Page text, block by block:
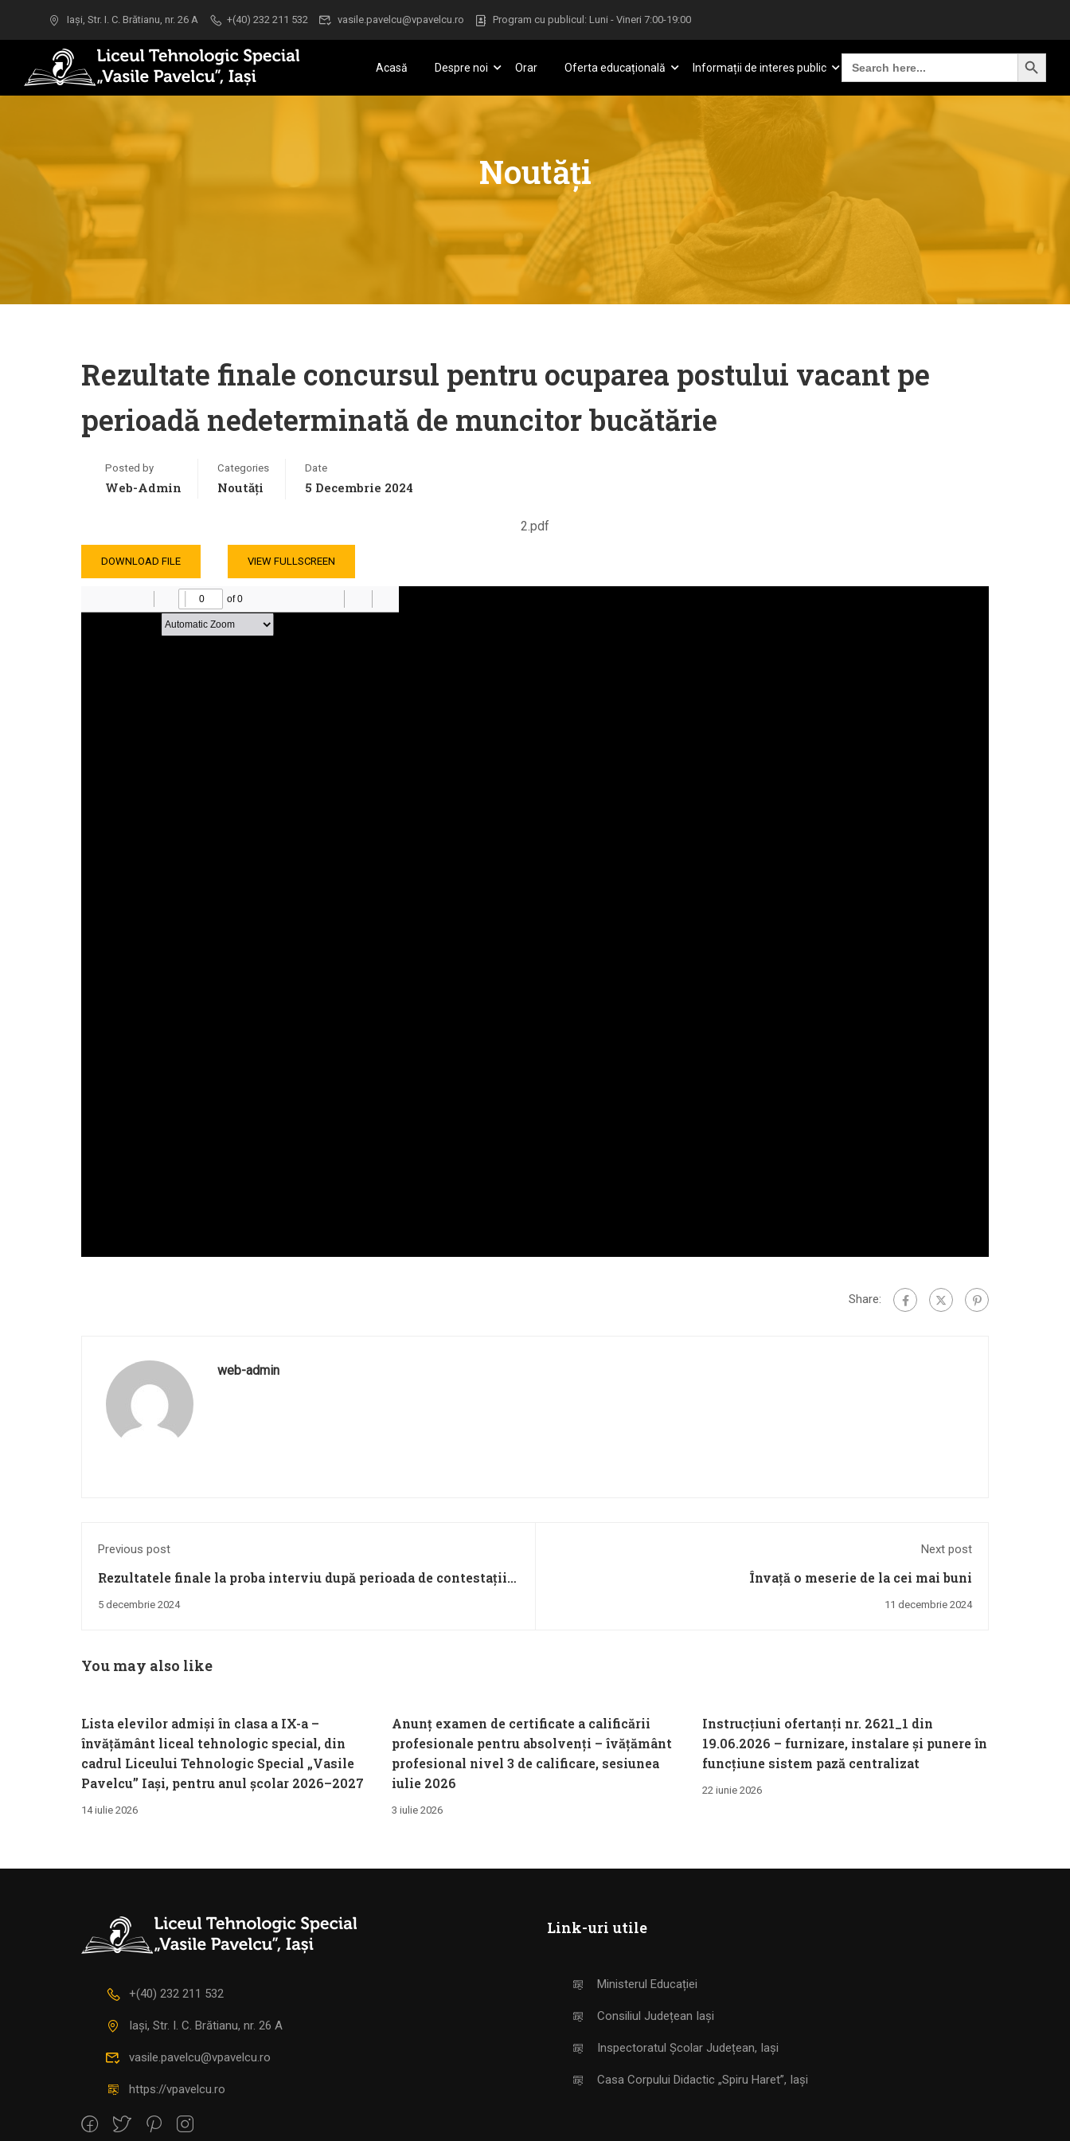
Iași, Str. I. C. Brătianu, nr. 26 A +(40) 232 211 532 vasile.pavelcu@vpavelcu.ro Program cu publicul: Luni - Vineri 7:00-19:00
Acasă Despre noi Orar Oferta educațională Informații de interes public
Search
for:
SEARCH BUTTON
Noutăți
Rezultate finale concursul pentru ocuparea postului vacant pe
perioadă nedeterminată de muncitor bucătărie
Posted by
Web-Admin
Categories
Noutăți
Date
5 Decembrie 2024
2.pdf
DOWNLOAD FILE VIEW FULLSCREEN
Share:
web-admin
Previous post
Rezultatele finale la proba interviu după perioada de contestații
din cadrul concursului pentru ocuparea postului vacant pe
5 decembrie 2024
Next post
Învață o meserie de la cei mai buni
11 decembrie 2024
You may also like
Lista elevilor admiși în clasa a IX-a –
învățământ liceal tehnologic special, din
cadrul Liceului Tehnologic Special „Vasile
Pavelcu” Iași, pentru anul școlar 2026–2027
14 iulie 2026
Anunț examen de certificate a calificării
profesionale pentru absolvenți – îvățământ
profesional nivel 3 de calificare, sesiunea
iulie 2026
3 iulie 2026
Instrucțiuni ofertanți nr. 2621_1 din
19.06.2026 – furnizare, instalare și punere în
funcțiune sistem pază centralizat
22 iunie 2026
+(40) 232 211 532
Iași, Str. I. C. Brătianu, nr. 26 A
vasile.pavelcu@vpavelcu.ro
https://vpavelcu.ro
Link-uri utile
Ministerul Educației
Consiliul Județean Iași
Inspectoratul Școlar Județean, Iași
Casa Corpului Didactic „Spiru Haret”, Iași